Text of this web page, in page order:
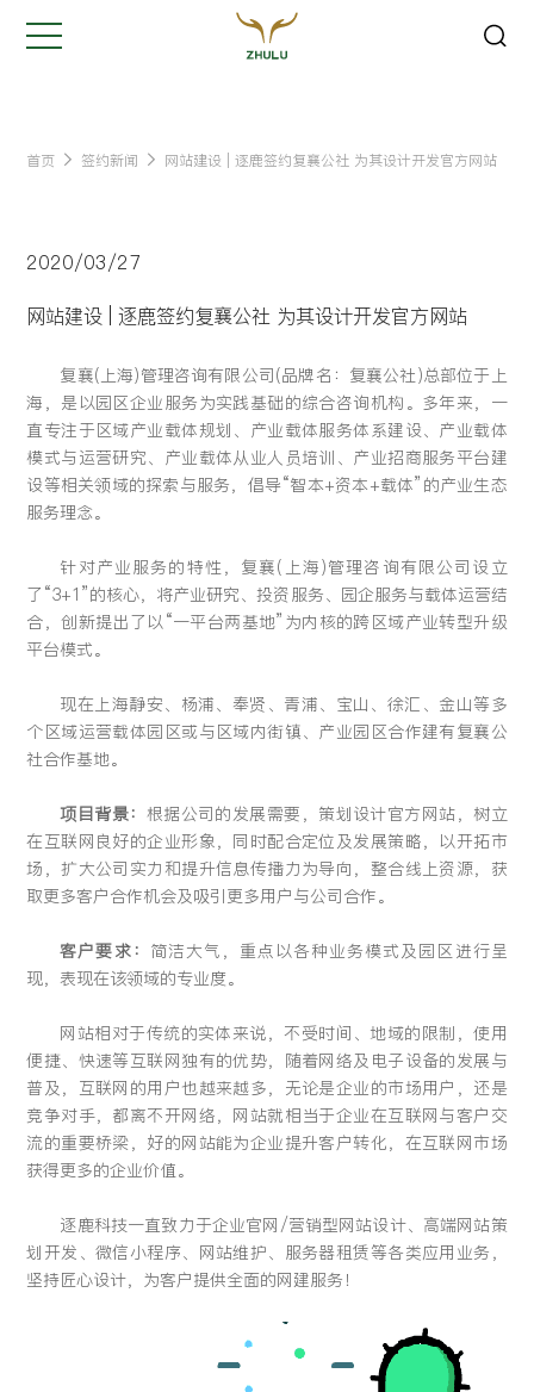
首页 签约新闻 网站建设 | 逐鹿签约复襄公社 为其设计开发官方网站
2020/03/27
网站建设 | 逐鹿签约复襄公社 为其设计开发官方网站
复襄(上海)管理咨询有限公司(品牌名：复襄公社)总部位于上
海，是以园区企业服务为实践基础的综合咨询机构。多年来，一
直专注于区域产业载体规划、产业载体服务体系建设、产业载体
模式与运营研究、产业载体从业人员培训、产业招商服务平台建
设等相关领域的探索与服务，倡导“智本+资本+载体”的产业生态
服务理念。
针对产业服务的特性，复襄(上海)管理咨询有限公司设立
了“3+1”的核心，将产业研究、投资服务、园企服务与载体运营结
合，创新提出了以“一平台两基地”为内核的跨区域产业转型升级
平台模式。
现在上海静安、杨浦、奉贤、青浦、宝山、徐汇、金山等多
个区域运营载体园区或与区域内街镇、产业园区合作建有复襄公
社合作基地。
项目背景： 根据公司的发展需要，策划设计官方网站，树立
在互联网良好的企业形象，同时配合定位及发展策略，以开拓市
场，扩大公司实力和提升信息传播力为导向，整合线上资源，获
取更多客户合作机会及吸引更多用户与公司合作。
客户要求： 简洁大气，重点以各种业务模式及园区进行呈
现，表现在该领域的专业度。
网站相对于传统的实体来说，不受时间、地域的限制，使用
便捷、快速等互联网独有的优势，随着网络及电子设备的发展与
普及，互联网的用户也越来越多，无论是企业的市场用户，还是
竞争对手，都离不开网络，网站就相当于企业在互联网与客户交
流的重要桥梁，好的网站能为企业提升客户转化，在互联网市场
获得更多的企业价值。
逐鹿科技一直致力于企业官网/营销型网站设计、高端网站策
划开发、微信小程序、网站维护、服务器租赁等各类应用业务，
坚持匠心设计，为客户提供全面的网建服务！
是我们最重要的工作之一...
公司名称:*
联系方式:*
您的需求:
留言:
提交